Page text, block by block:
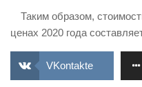
Таким образом,
ценах 2020 года
VKontakte